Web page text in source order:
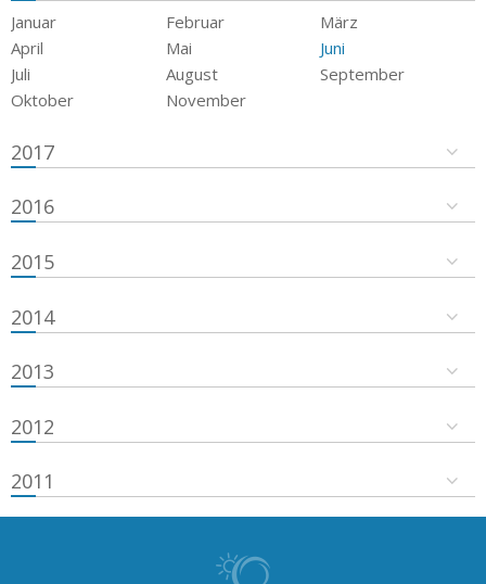
Januar Februar
März
April
Mai
Juni
Juli
August
September
Oktober
November
2017
2016
2015
2014
2013
2012
2011